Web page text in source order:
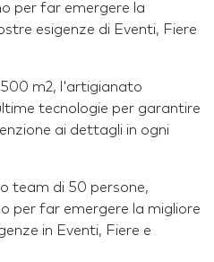
per far emergere la
esigenze di Eventi, Fiere
m2, l'artigianato
tecnologie per garantire
ai dettagli in ogni
team di 50 persone,
per far emergere la migliore
in Eventi, Fiere e